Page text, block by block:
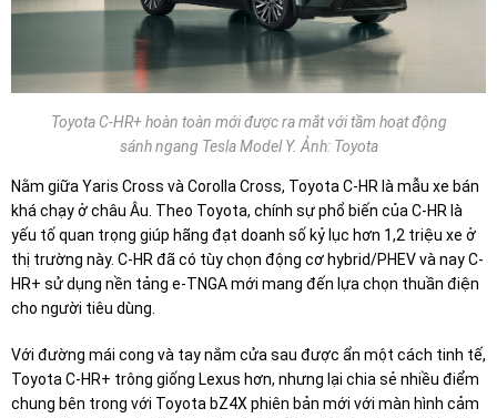
Toyota C-HR+ hoàn toàn mới được ra mắt với tầm hoạt động
sánh ngang Tesla Model Y. Ảnh: Toyota
Nằm giữa Yaris Cross và Corolla Cross, Toyota C-HR là mẫu xe bán
khá chạy ở châu Âu. Theo Toyota, chính sự phổ biến của C-HR là
yếu tố quan trọng giúp hãng đạt doanh số kỷ lục hơn 1,2 triệu xe ở
thị trường này. C-HR đã có tùy chọn động cơ hybrid/PHEV và nay C-
HR+ sử dụng nền tảng e-TNGA mới mang đến lựa chọn thuần điện
cho người tiêu dùng.
Với đường mái cong và tay nắm cửa sau được ẩn một cách tinh tế,
Toyota C-HR+ trông giống Lexus hơn, nhưng lại chia sẻ nhiều điểm
chung bên trong với Toyota bZ4X phiên bản mới với màn hình cảm